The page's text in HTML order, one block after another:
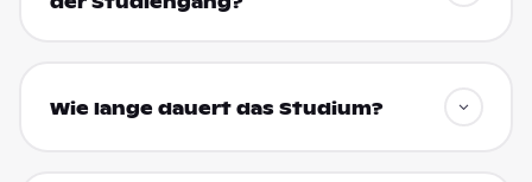
Wie lange dauert das Studium?